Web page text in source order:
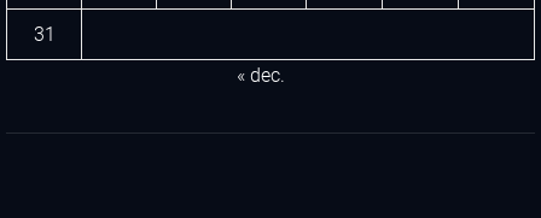
31
« dec.